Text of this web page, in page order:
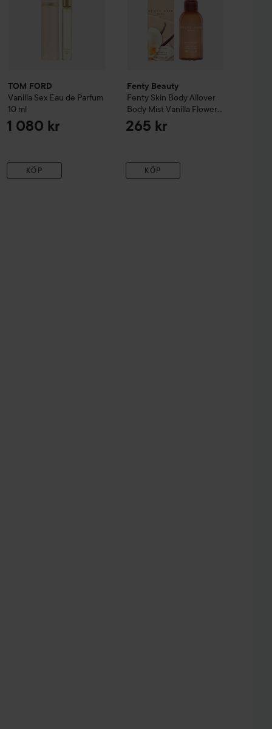
TOM FORD
Vanilla Sex Eau de Parfum
10 ml
1 080 kr
KÖP
Fenty Beauty
Fenty Skin Body Allover
Body Mist Vanilla Flowers
Mini
265 kr
KÖP